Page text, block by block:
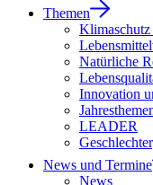
Themen
Klimaschutz
Natürliche
Innovation
LEADER
News und Termine
News